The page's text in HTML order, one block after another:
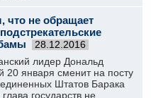
что не обращает
28.12.2016
лидер Дональд
20 января сменит на посту
Штатов Барака
государств не